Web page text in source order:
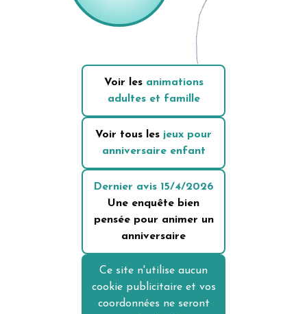
Voir les animations
adultes et famille
Voir tous les jeux pour
anniversaire enfant
Dernier avis 15/4/2026
Une enquête bien
pensée pour animer un
anniversaire
Ce site n'utilise aucun
cookie publicitaire et vos
coordonnées ne seront